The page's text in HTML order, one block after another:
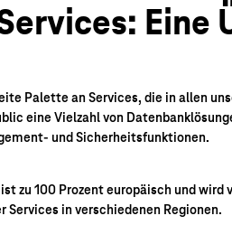
Eine
Palette an Services, die in allen
eine Vielzahl von
und Sicherheitsfunktionen.
zu 100 Prozent europäisch und
Services in verschiedenen Regionen.